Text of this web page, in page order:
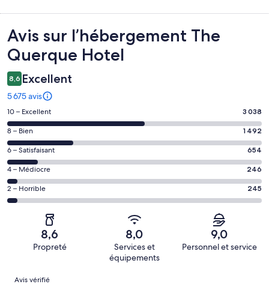
Avis
Avis sur l’hébergement The
Querque Hotel
8,6 Excellent
5 675 avis
Note
des
voyageurs
de 10
(Excellent),
d’après 3038 avis
sur 5675.
10 – Excellent 3 038
Note
des
voyageurs
de 8
(Bien),
d’après 1492 avis
sur 5675.
8 – Bien 1 492
Note
des
voyageurs
de 6
(Satisfaisant),
d’après 654 avis
6 – Satisfaisant 654
Note
des
voyageurs
(Médiocre),
d’après 246 avis
sur 5675.
4 – Médiocre 246
Note
des
voyageurs
(Horrible),
d’après 245 avis
2 – Horrible 245
8,6
Propreté
8,0
Services et
équipements
9,0
Personnel et service
Avis
Avis vérifié